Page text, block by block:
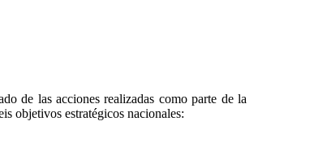
de las acciones realizadas como parte de la
objetivos estratégicos nacionales: